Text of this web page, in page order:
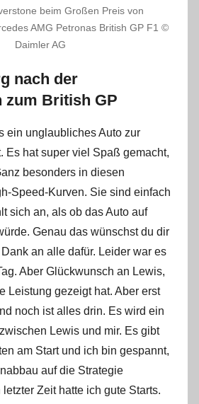
beim Großen Preis von
AMG Petronas British GP F1 ©
Daimler AG
nach der
zum British GP
ein unglaubliches Auto zur
Es hat super viel Spaß gemacht,
besonders in diesen
Speed-Kurven. Sie sind einfach
sich an, als ob das Auto auf
Genau das wünschst du dir
an alle dafür. Leider war es
Aber Glückwunsch an Lewis,
Leistung gezeigt hat. Aber erst
noch ist alles drin. Es wird ein
Lewis und mir. Es gibt
am Start und ich bin gespannt,
auf die Strategie
Zeit hatte ich gute Starts.